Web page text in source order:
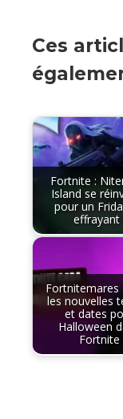
Ces
Fortnite :
Island se
pour un
effrayant
Fortnitemares
les nouvelles
et dates
Halloween
Fortnite